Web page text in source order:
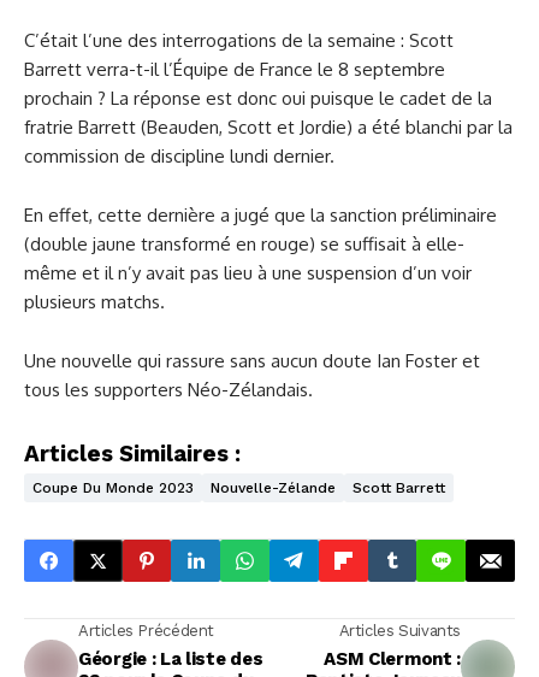
C’était l’une des interrogations de la semaine : Scott
Barrett verra-t-il l’Équipe de France le 8 septembre
prochain ? La réponse est donc oui puisque le cadet de la
fratrie Barrett (Beauden, Scott et Jordie) a été blanchi par la
commission de discipline lundi dernier.
En effet, cette dernière a jugé que la sanction préliminaire
(double jaune transformé en rouge) se suffisait à elle-
même et il n’y avait pas lieu à une suspension d’un voir
plusieurs matchs.
Une nouvelle qui rassure sans aucun doute Ian Foster et
tous les supporters Néo-Zélandais.
Articles Similaires :
Coupe Du Monde 2023 Nouvelle-Zélande Scott Barrett
Articles Précédent
Géorgie : La liste des
Articles Suivants
ASM Clermont :